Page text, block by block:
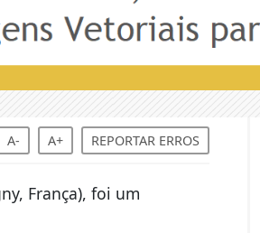
A- A+ REPORTAR ERROS
França), foi um